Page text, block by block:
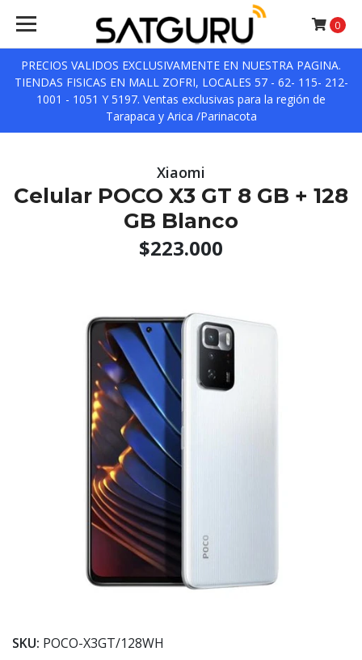
PRECIOS VALIDOS EXCLUSIVAMENTE EN NUESTRA PAGINA.
TIENDAS FISICAS EN MALL ZOFRI, LOCALES 57 - 62- 115- 212-
1001 - 1051 Y 5197. Ventas exclusivas para la región de
Tarapaca y Arica /Parinacota
0
Xiaomi
Celular POCO X3 GT 8 GB + 128
GB Blanco
$223.000
SKU: POCO-X3GT/128WH